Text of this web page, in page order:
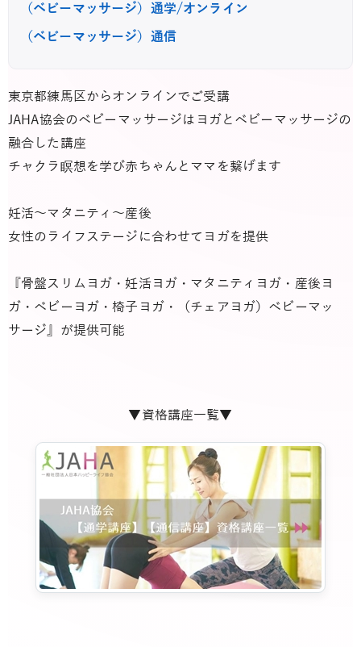
（ベビーマッサージ）通学/オンライン
（ベビーマッサージ）通信
東京都練馬区からオンラインでご受講
JAHA協会のベビーマッサージはヨガとベビーマッサージの
融合した講座
チャクラ瞑想を学び赤ちゃんとママを繋げます
妊活～マタニティ～産後
女性のライフステージに合わせてヨガを提供
『骨盤スリムヨガ・妊活ヨガ・マタニティヨガ・産後ヨ
ガ・ベビーヨガ・椅子ヨガ・（チェアヨガ）ベビーマッ
サージ』が提供可能
▼資格講座一覧▼